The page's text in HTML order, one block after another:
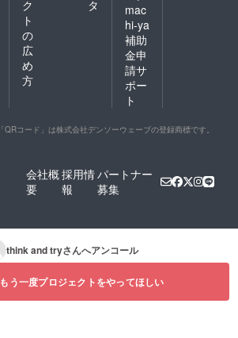
ク
ト
の
広
め
方
タ
mac
hi-ya
補助
金申
請サ
ポー
ト
「QRコード」は株式会社デンソーウェーブの登録商標です。
会社概
要
採用情
報
パートナー
募集
think and tryさんへアンコール
もう一度プロジェクトをやってほしい